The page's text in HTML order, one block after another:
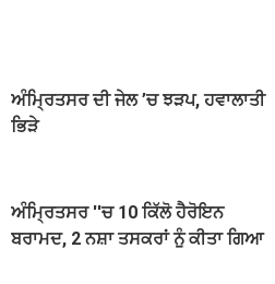
ਅੰਮ੍ਰਿਤਸਰ ਦੀ ਜੇਲ ’ਚ ਝੜਪ, ਹਵਾਲਾਤੀ
ਭਿੜੇ
ਅੰਮ੍ਰਿਤਸਰ ''ਚ 10 ਕਿੱਲੋ ਹੈਰੋਇਨ
ਬਰਾਮਦ, 2 ਨਸ਼ਾ ਤਸਕਰਾਂ ਨੂੰ ਕੀਤਾ ਗਿਆ